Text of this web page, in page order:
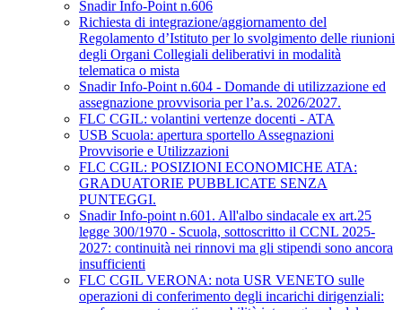
Snadir Info-Point n.606
Richiesta di integrazione/aggiornamento del
Regolamento d’Istituto per lo svolgimento delle riunioni
degli Organi Collegiali deliberativi in modalità
telematica o mista
Snadir Info-Point n.604 - Domande di utilizzazione ed
assegnazione provvisoria per l’a.s. 2026/2027.
FLC CGIL: volantini vertenze docenti - ATA
USB Scuola: apertura sportello Assegnazioni
Provvisorie e Utilizzazioni
FLC CGIL: POSIZIONI ECONOMICHE ATA:
GRADUATORIE PUBBLICATE SENZA
PUNTEGGI.
Snadir Info-point n.601. All'albo sindacale ex art.25
legge 300/1970 - Scuola, sottoscritto il CCNL 2025-
2027: continuità nei rinnovi ma gli stipendi sono ancora
insufficienti
FLC CGIL VERONA: nota USR VENETO sulle
operazioni di conferimento degli incarichi dirigenziali: